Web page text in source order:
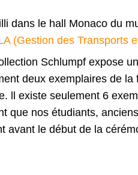
dans le hall Monaco du
(Gestion des Transports
Schlumpf expose
deux exemplaires de
ll existe seulement 6
que nos étudiants,
avant le début de la